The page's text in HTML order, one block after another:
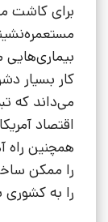
برای کاشت
بیماری‌هایی
کار بسیار
می‌داند که
اقتصاد
همچنین راه
را ممکن
را به